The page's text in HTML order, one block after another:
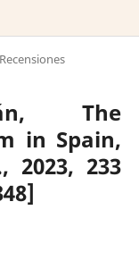
Recensiones
The
in Spain,
2023, 233